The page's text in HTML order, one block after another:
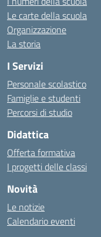
Le carte della scuola
Organizzazione
La storia
I Servizi
Personale scolastico
Famiglie e studenti
Percorsi di studio
Didattica
Offerta formativa
I progetti delle classi
Novità
Le notizie
Calendario eventi